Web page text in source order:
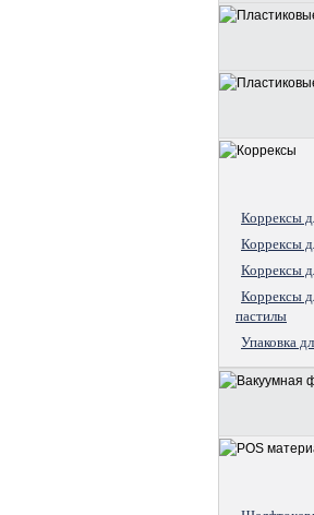
Коррексы
Коррексы
Коррексы
Коррексы
пастилы
Упаковка